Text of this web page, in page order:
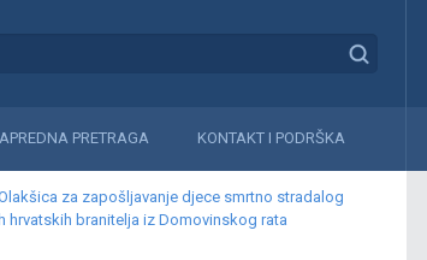
PRETRAGA KONTAKT I PODRŠKA
za zapošljavanje djece smrtno stradalog
hrvatskih branitelja iz Domovinskog rata